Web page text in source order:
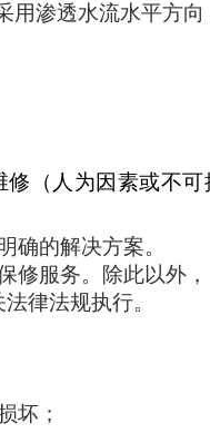
用渗透水流水平方
（人为因素或不
确的解决方案。
修服务。除此以外，
律法规执行。
坏；